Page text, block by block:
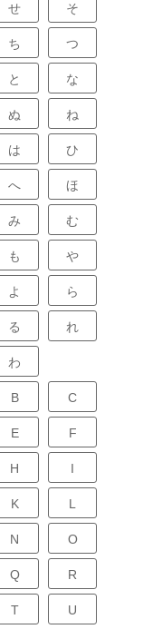
せ そ
ち つ
と な
ぬ ね
は ひ
へ ほ
み む
も や
よ ら
る れ
わ
B C
E F
H I
K L
N O
Q R
T U